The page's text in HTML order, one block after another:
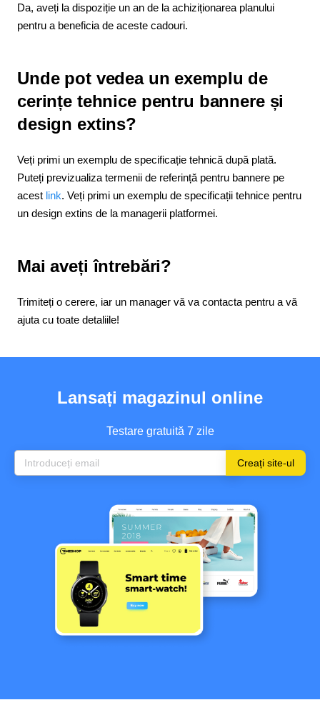
Da, aveți la dispoziție un an de la achiziționarea planului
pentru a beneficia de aceste cadouri.
Unde pot vedea un exemplu de
cerințe tehnice pentru bannere și
design extins?
Veți primi un exemplu de specificație tehnică după plată.
Puteți previzualiza termenii de referință pentru bannere pe
acest link. Veți primi un exemplu de specificații tehnice pentru
un design extins de la managerii platformei.
Mai aveți întrebări?
Trimiteți o cerere, iar un manager vă va contacta pentru a vă
ajuta cu toate detaliile!
Lansați magazinul online
Testare gratuită 7 zile
Creați site-ul